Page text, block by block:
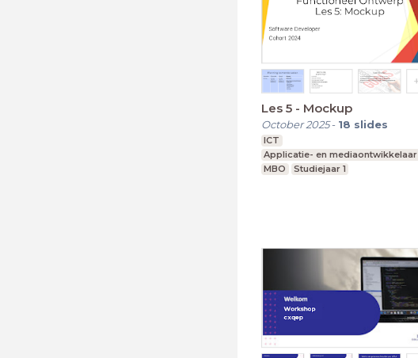
Les 5 - Mockup
October 2025- 18 slides
ICT
Applicatie- en mediaontwikkelaar
MBO
Studiejaar 1